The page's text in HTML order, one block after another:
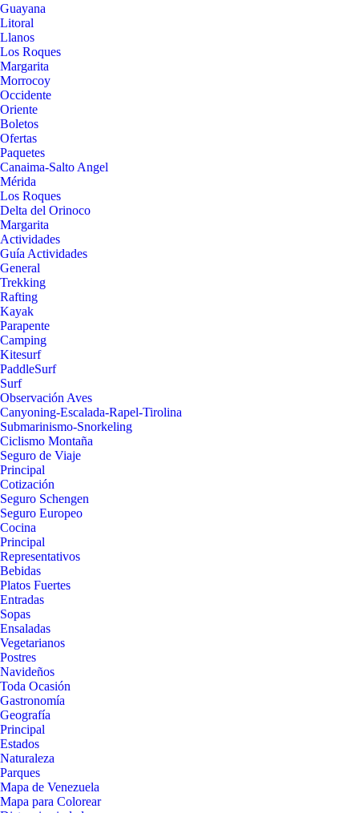
Guayana
Litoral
Llanos
Los Roques
Margarita
Morrocoy
Occidente
Oriente
Boletos
Ofertas
Paquetes
Canaima-Salto Angel
Mérida
Los Roques
Delta del Orinoco
Margarita
Actividades
Guía Actividades
General
Trekking
Rafting
Kayak
Parapente
Camping
Kitesurf
PaddleSurf
Surf
Observación Aves
Canyoning-Escalada-Rapel-Tirolina
Submarinismo-Snorkeling
Ciclismo Montaña
Seguro de Viaje
Principal
Cotización
Seguro Schengen
Seguro Europeo
Cocina
Principal
Representativos
Bebidas
Platos Fuertes
Entradas
Sopas
Ensaladas
Vegetarianos
Postres
Navideños
Toda Ocasión
Gastronomía
Geografía
Principal
Estados
Naturaleza
Parques
Mapa de Venezuela
Mapa para Colorear